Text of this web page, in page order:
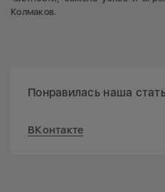
Колмаков.
Понравилась наша
ВКонтакте